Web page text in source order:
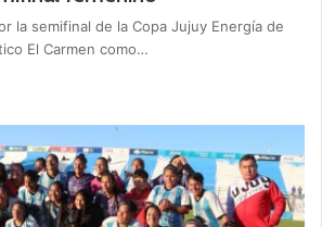
la semifinal de la Copa Jujuy Energía de
El Carmen como…